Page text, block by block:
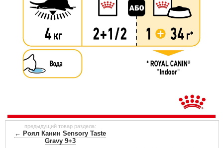
предыдущий товар раздела:
← Роял Канин Sensory Taste
Gravy 9+3